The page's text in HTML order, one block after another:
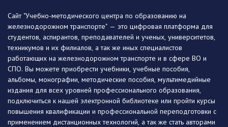
Сайт "Учебно-методического центра по образованию на
железнодорожном транспорте" — это цифровая платформа для
студентов, аспирантов, преподавателей и ученых, университетов,
техникумов и их филиалов, а так же иных специалистов
работающих на железнодорожном транспорте и в сфере ВО и
СПО. Вы можете приобрести учебники, учебные пособия,
альбомы, монографии, методические пособия, мультимедийные
издания для всех уровней профессионального образования,
подключиться к нашей электронной библиотеке или пройти курсы
повышения квалификации и профессиональной переподготовки с
применением дистанционных технологий, а так же стать авторами